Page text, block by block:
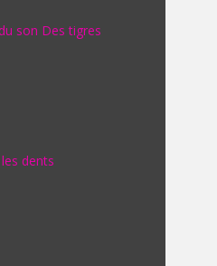
son Des tigres
dents